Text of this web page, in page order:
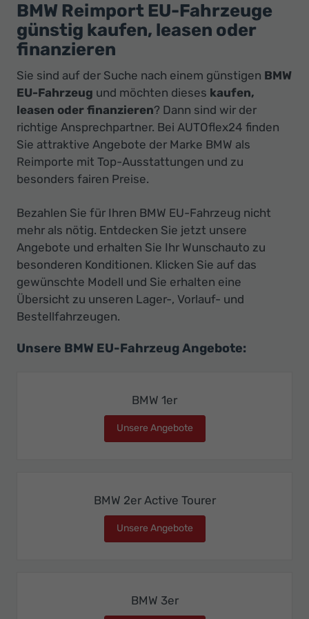
Ihr
Innovatives
Autohaus
BMW Reimport EU-Fahrzeuge
günstig kaufen, leasen oder
finanzieren
Sie sind auf der Suche nach einem günstigen BMW
EU-Fahrzeug und möchten dieses kaufen,
leasen oder finanzieren? Dann sind wir der
richtige Ansprechpartner. Bei AUTOflex24 finden
Sie attraktive Angebote der Marke BMW als
Reimporte mit Top-Ausstattungen und zu
besonders fairen Preise.
Bezahlen Sie für Ihren BMW EU-Fahrzeug nicht
mehr als nötig. Entdecken Sie jetzt unsere
Angebote und erhalten Sie Ihr Wunschauto zu
besonderen Konditionen. Klicken Sie auf das
gewünschte Modell und Sie erhalten eine
Übersicht zu unseren Lager-, Vorlauf- und
Bestellfahrzeugen.
Unsere BMW EU-Fahrzeug Angebote:
BMW 1er
Unsere Angebote
BMW 2er Active Tourer
Unsere Angebote
BMW 3er